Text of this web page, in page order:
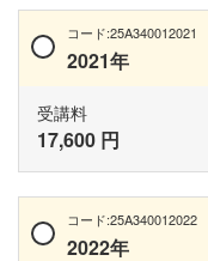
コード:25A340012021
2021年
受講料
17,600 円
コード:25A340012022
2022年